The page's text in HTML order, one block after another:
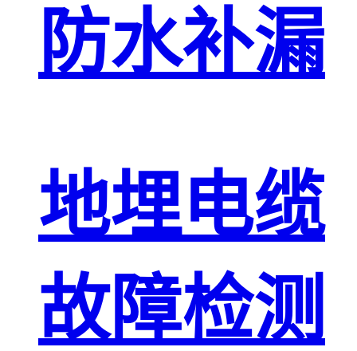
防水补漏
地埋电缆
故障检测